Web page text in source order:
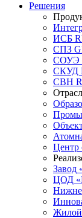
Решения
ИСБ
СПЗ
СОУЭ
СКУД
СВН
Центр
Завод
ЦОД
Жилой